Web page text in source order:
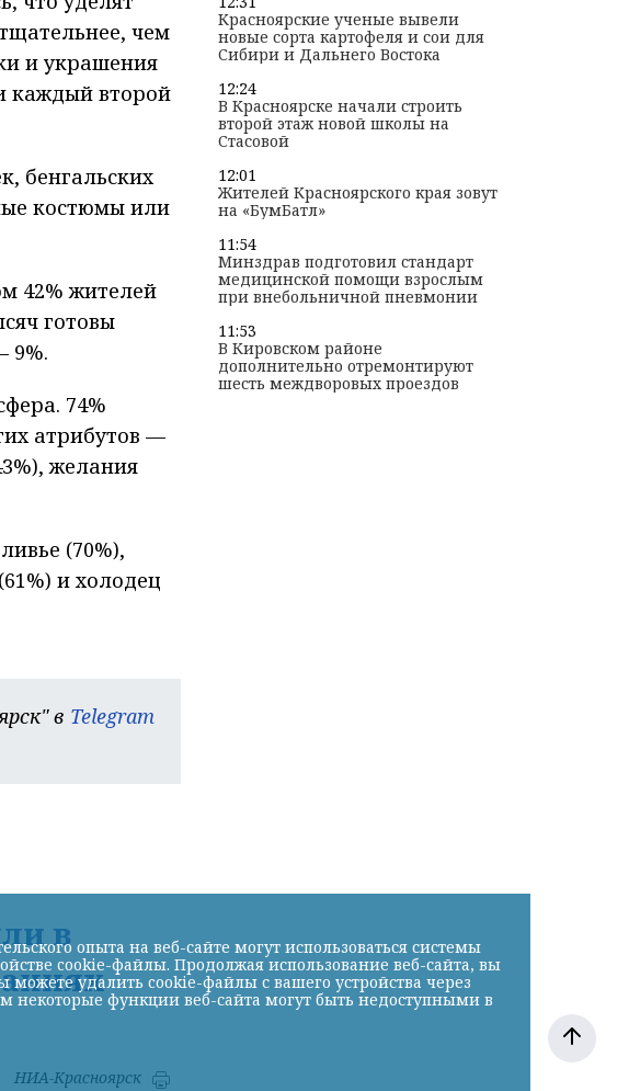
чем
и украшения
каждый второй
бенгальских
костюмы или
42% жителей
готовы
9%.
74%
атрибутов —
желания
(70%),
и холодец
в Telegram
в
НИА-Красноярск
Красноярские ученые вывели
новые сорта картофеля и сои для
Сибири и Дальнего Востока
12:24
В Красноярске начали строить
второй этаж новой школы на
Стасовой
12:01
Жителей Красноярского края зовут
на «БумБатл»
11:54
Минздрав подготовил стандарт
медицинской помощи взрослым
при внебольничной пневмонии
11:53
В Кировском районе
дополнительно отремонтируют
шесть междворовых проездов
опыта на веб-сайте могут использоваться системы
cookie-файлы. Продолжая использование веб-сайта, вы
удалить cookie-файлы с вашего устройства через
некоторые функции веб-сайта могут быть недоступными в